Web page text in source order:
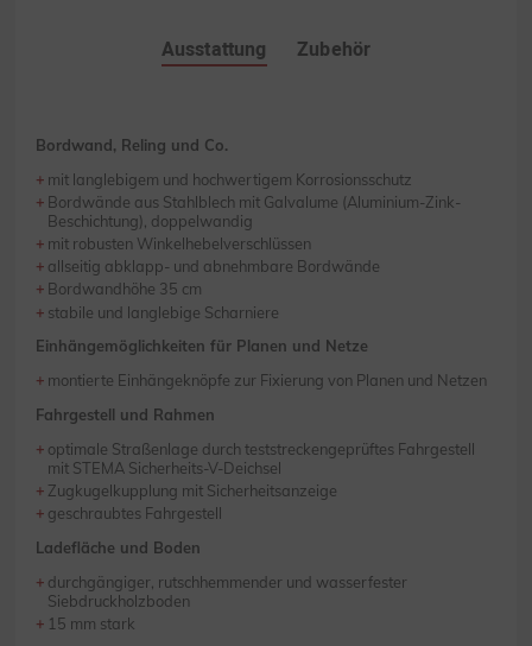
Ausstattung Zubehör
Bordwand, Reling und Co.
mit langlebigem und hochwertigem Korrosionsschutz
Bordwände aus Stahlblech mit Galvalume (Aluminium-Zink-
Beschichtung), doppelwandig
mit robusten Winkelhebelverschlüssen
allseitig abklapp- und abnehmbare Bordwände
Bordwandhöhe 35 cm
stabile und langlebige Scharniere
Einhängemöglichkeiten für Planen und Netze
montierte Einhängeknöpfe zur Fixierung von Planen und Netzen
Fahrgestell und Rahmen
optimale Straßenlage durch teststreckengeprüftes Fahrgestell
mit STEMA Sicherheits-V-Deichsel
Zugkugelkupplung mit Sicherheitsanzeige
geschraubtes Fahrgestell
Ladefläche und Boden
durchgängiger, rutschhemmender und wasserfester
Siebdruckholzboden
15 mm stark